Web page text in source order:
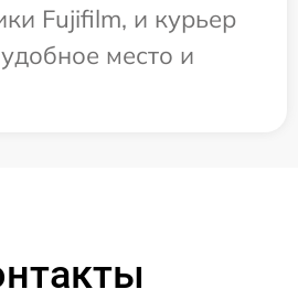
Fujifilm, и курьер
место и